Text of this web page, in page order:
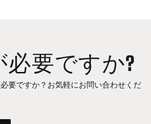
必要ですか?
要ですか？お気軽にお問い合わせくだ